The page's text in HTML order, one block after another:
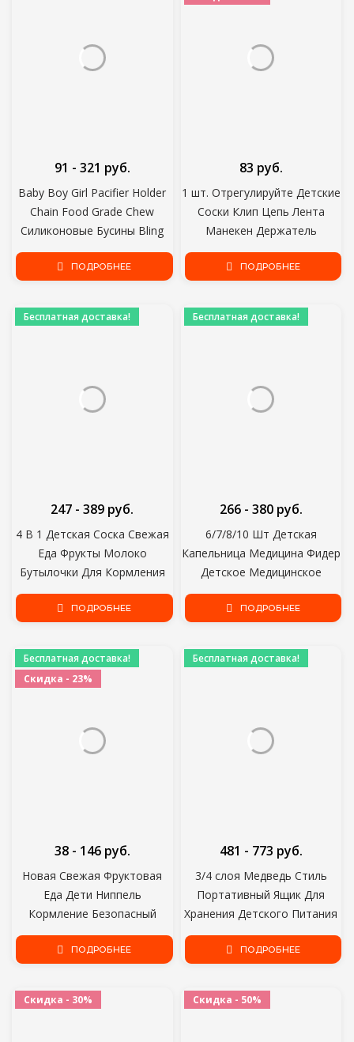
Baby Boy Girl Pacifier Holder
Chain Food Grade Chew
Силиконовые Бусины Bling
Bling Младенческая Соска
Клип
91 - 321 руб.
ПОДРОБНЕЕ
1 шт. Отрегулируйте Детские
Соски Клип Цепь Лента
Манекен Держатель
Chupetas Соска Соска Клипы
Ремень Держатель Соска
83 руб.
ПОДРОБНЕЕ
Бесплатная доставка!
4 В 1 Детская Соска Свежая
Еда Фрукты Молоко
Бутылочки Для Кормления
Nibbler Learn Feeding
Питьевая Вода Соломенная
Пустышка
247 - 389 руб.
ПОДРОБНЕЕ
Бесплатная доставка!
6/7/8/10 Шт Детская
Капельница Медицина Фидер
Детское Медицинское
Устройство Силиконовая
Пипетка Жидкая Пищевая
5 МЛ
266 - 380 руб.
ПОДРОБНЕЕ
Бесплатная доставка!
Скидка - 23%
Новая Свежая Фруктовая
Еда Дети Ниппель
Кормление Безопасный
Кормушка для Молока для
Ребенка Соска Бутылки
Силиконовая Детская
Бутылочка
38 - 146 руб.
ПОДРОБНЕЕ
Бесплатная доставка!
3/4 слоя Медведь Стиль
Портативный Ящик Для
Хранения Детского Питания
Основные Зерновые Детские
Сухое Молоко Коробка
ZXH
481 - 773 руб.
ПОДРОБНЕЕ
Скидка - 30% Скидка - 50%